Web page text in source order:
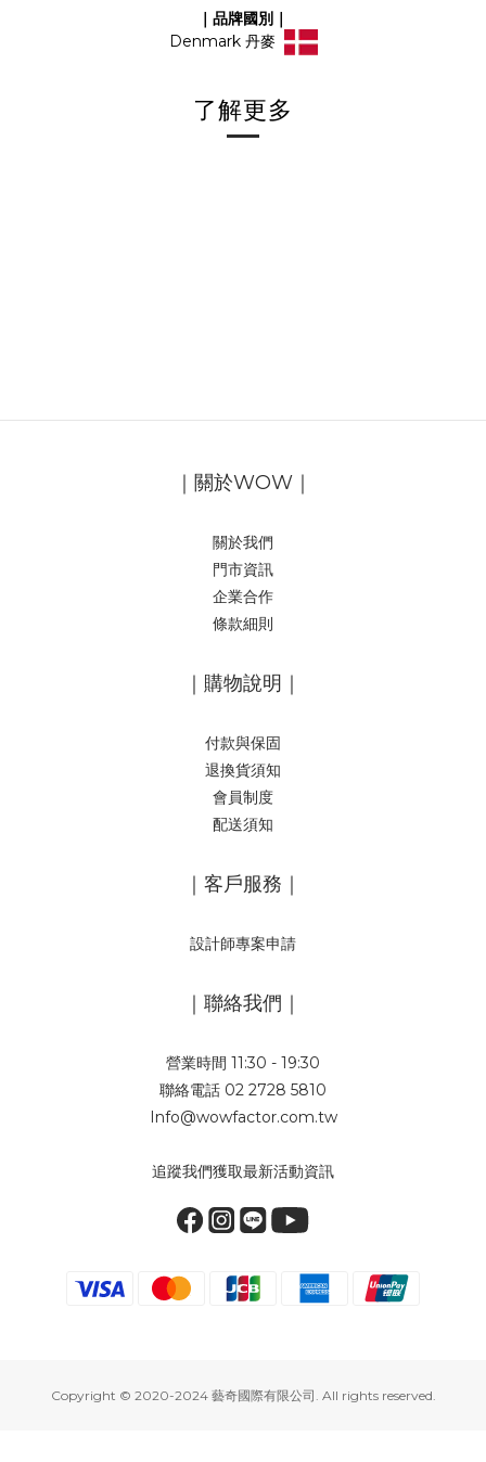
｜品牌國別｜
Denmark 丹麥
了解更多
｜關於WOW｜
關於我們
門市資訊
企業合作
條款細則
｜購物說明｜
付款與保固
退換貨須知
會員制度
配送須知
｜客戶服務｜
設計師專案申請
｜聯絡我們｜
營業時間 11:30 - 19:30
聯絡電話 02 2728 5810
Info@wowfactor.com.tw
追蹤我們獲取最新活動資訊
Copyright © 2020-2024 藝奇國際有限公司. All rights reserved.